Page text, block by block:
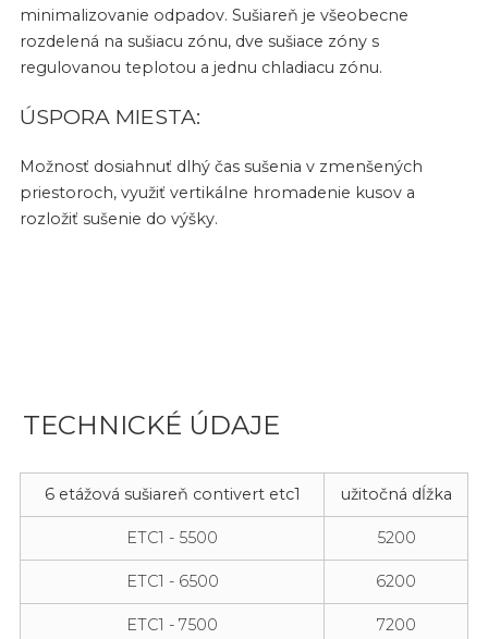
minimalizovanie odpadov. Sušiareň je všeobecne
rozdelená na sušiacu zónu, dve sušiace zóny s
regulovanou teplotou a jednu chladiacu zónu.
ÚSPORA MIESTA:
Možnosť dosiahnuť dlhý čas sušenia v zmenšených
priestoroch, využiť vertikálne hromadenie kusov a
rozložiť sušenie do výšky.
TECHNICKÉ ÚDAJE
6 etážová sušiareň contivert etc1 užitočná dĺžka
ETC1 - 5500 5200
ETC1 - 6500 6200
ETC1 - 7500 7200